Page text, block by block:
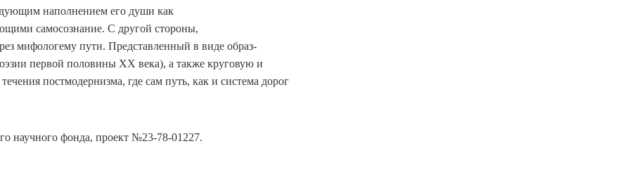
наполнением его души как
самосознание. С другой стороны,
мифологему пути. Представленный в виде образ-
первой половины ХХ века), а также круговую и
постмодернизма, где сам путь, как и система дорог
научного фонда, проект №23-78-01227.